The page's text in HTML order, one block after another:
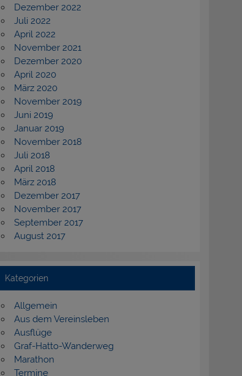
Dezember 2022
Juli 2022
April 2022
November 2021
Dezember 2020
April 2020
März 2020
November 2019
Juni 2019
Januar 2019
November 2018
Juli 2018
April 2018
März 2018
Dezember 2017
November 2017
September 2017
August 2017
Kategorien
Allgemein
Aus dem Vereinsleben
Ausflüge
Graf-Hatto-Wanderweg
Marathon
Termine